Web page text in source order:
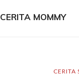
CERITA MOMMY
CERITA